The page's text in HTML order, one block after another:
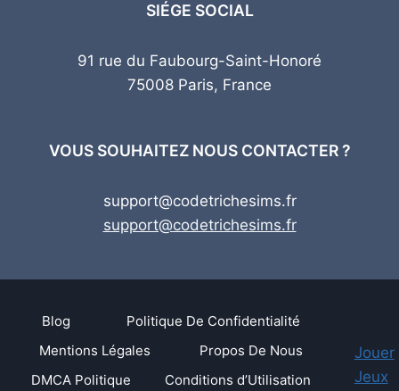
SIÉGE SOCIAL
91 rue du Faubourg-Saint-Honoré
75008 Paris, France
VOUS SOUHAITEZ NOUS CONTACTER ?
support@codetrichesims.fr
support@codetrichesims.fr
Blog
Politique De Confidentialité
Mentions Légales
Propos De Nous
DMCA Politique
Conditions d’Utilisation
Jouer
Jeux